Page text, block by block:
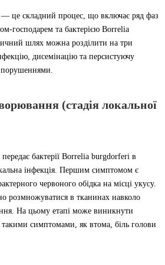
це складний процес, що включає ряд фаз
господарем та бактерією Borrelia
шлях можна розділити на три
дисемінацію та персистуючу
(стадія локальної
бактерії Borrelia burgdorferi в
інфекція. Першим симптомом є
червоного обідка на місці укусу.
розмножуватися в тканинах навколо
На цьому етапі може виникнути
симптомами, як втома, біль голови